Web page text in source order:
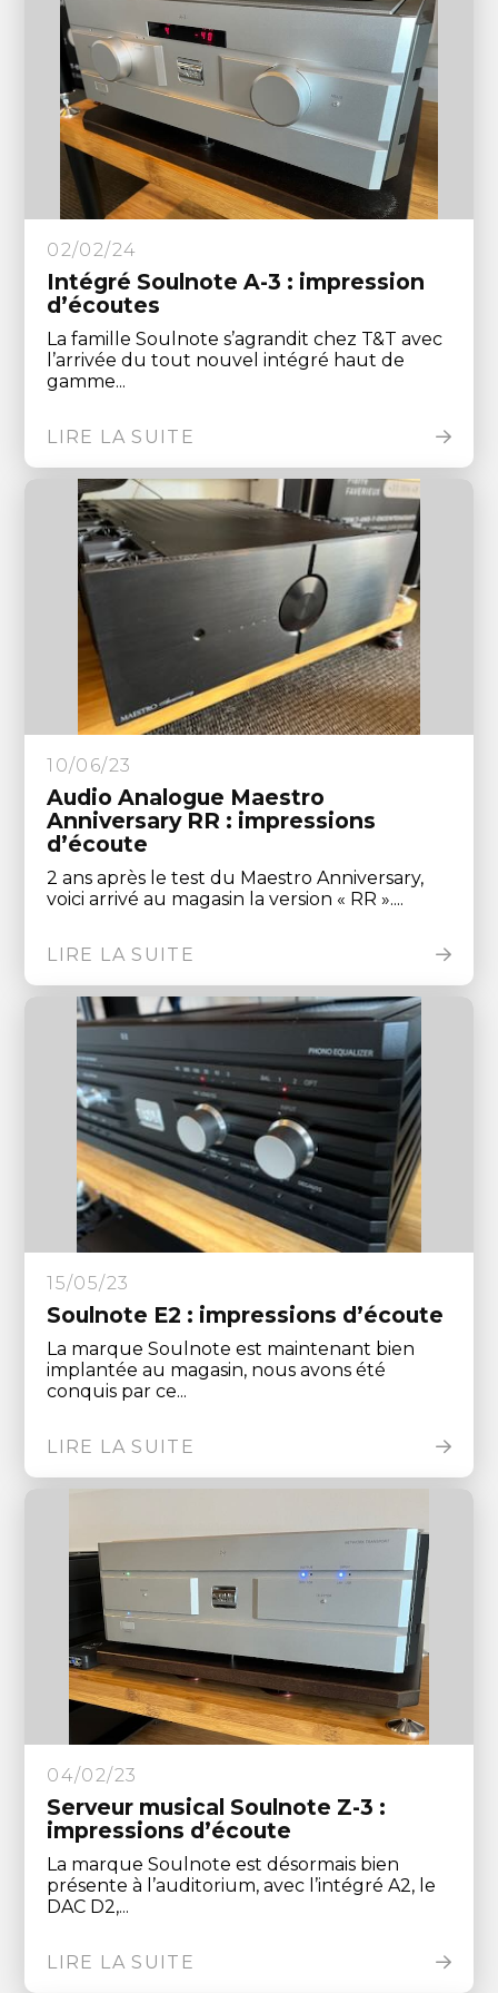
02/02/24
Intégré Soulnote A-3 : impression
d’écoutes
La famille Soulnote s’agrandit chez T&T avec
l’arrivée du tout nouvel intégré haut de
gamme...
LIRE LA SUITE
10/06/23
Audio Analogue Maestro
Anniversary RR : impressions
d’écoute
2 ans après le test du Maestro Anniversary,
voici arrivé au magasin la version « RR »....
LIRE LA SUITE
15/05/23
Soulnote E2 : impressions d’écoute
La marque Soulnote est maintenant bien
implantée au magasin, nous avons été
conquis par ce...
LIRE LA SUITE
04/02/23
Serveur musical Soulnote Z-3 :
impressions d’écoute
La marque Soulnote est désormais bien
présente à l’auditorium, avec l’intégré A2, le
DAC D2,...
LIRE LA SUITE